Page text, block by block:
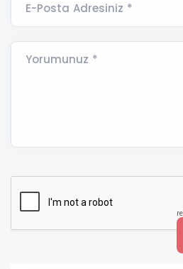
E-Posta Adresiniz *
Yorumunuz *